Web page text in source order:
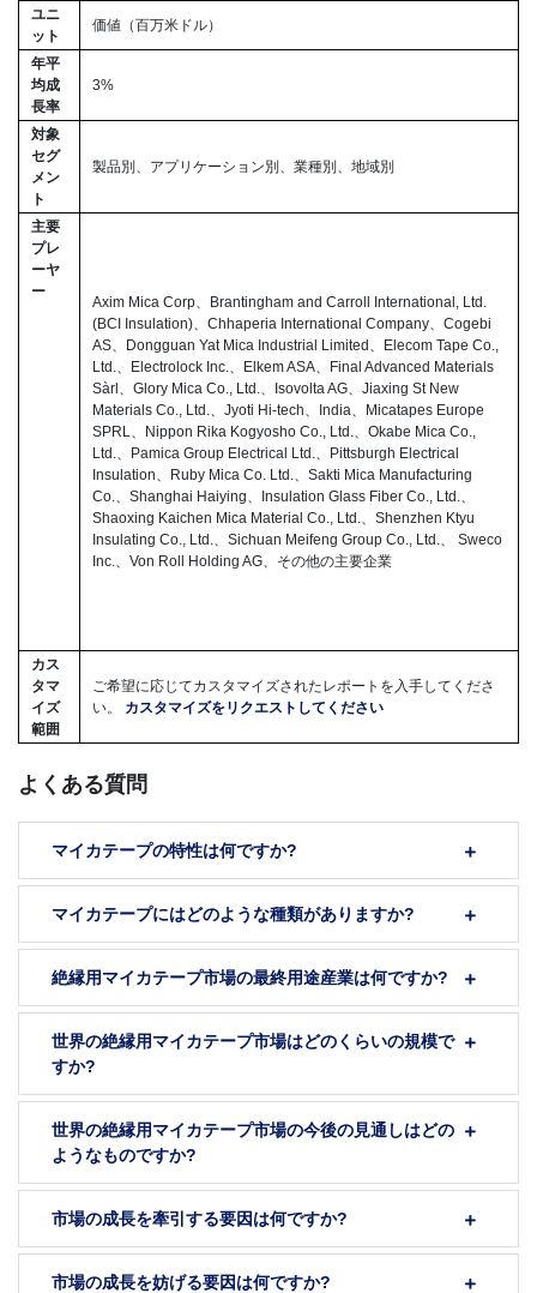
ユニ
ット
価値（百万米ドル）
年平
均成
長率
3%
対象
セグ
メン
ト
製品別、アプリケーション別、業種別、地域別
主要
プレ
ーヤ
ー
Axim Mica Corp、Brantingham and Carroll International, Ltd.
(BCI Insulation)、Chhaperia International Company、Cogebi
AS、Dongguan Yat Mica Industrial Limited、Elecom Tape Co.,
Ltd.、Electrolock Inc.、Elkem ASA、Final Advanced Materials
Sàrl、Glory Mica Co., Ltd.、Isovolta AG、Jiaxing St New
Materials Co., Ltd.、Jyoti Hi-tech、India、Micatapes Europe
SPRL、Nippon Rika Kogyosho Co., Ltd.、Okabe Mica Co.,
Ltd.、Pamica Group Electrical Ltd.、Pittsburgh Electrical
Insulation、Ruby Mica Co. Ltd.、Sakti Mica Manufacturing
Co.、Shanghai Haiying、Insulation Glass Fiber Co., Ltd.、
Shaoxing Kaichen Mica Material Co., Ltd.、Shenzhen Ktyu
Insulating Co., Ltd.、Sichuan Meifeng Group Co., Ltd.、 Sweco
Inc.、Von Roll Holding AG、その他の主要企業
カス
タマ
イズ
範囲
ご希望に応じてカスタマイズされたレポートを入手してくださ
い。 カスタマイズをリクエストしてください
よくある質問
マイカテープの特性は何ですか?
マイカテープにはどのような種類がありますか?
絶縁用マイカテープ市場の最終用途産業は何ですか?
世界の絶縁用マイカテープ市場はどのくらいの規模で
すか?
世界の絶縁用マイカテープ市場の今後の見通しはどの
ようなものですか?
市場の成長を牽引する要因は何ですか?
市場の成長を妨げる要因は何ですか?